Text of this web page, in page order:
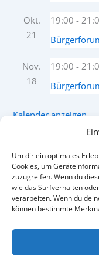
Um dir ein optimales
Cookies, um
zuzugreifen. Wenn du
wie das Surfverhalten
verarbeiten. Wenn du
können bestimmte
Okt.
21
19:00 -
Nov.
18
19:00 -
Kalender anzeigen
Facebook